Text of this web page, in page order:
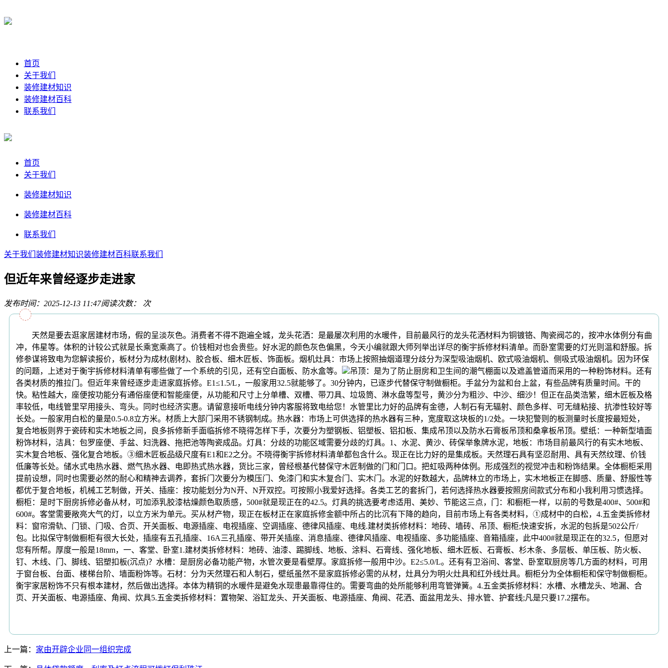
首页
关于我们
装修建材知识
装修建材百科
联系我们
首页
关于我们
装修建材知识
装修建材百科
联系我们
关于我们 装修建材知识装修建材百科联系我们
但近年来曾经逐步走进家
发布时间：2025-12-13 11:47阅读次数： 次
天然是要去逛家居建材市场，假的呈淡灰色。消费者不得不跑遍全城，龙头花洒：是最屡次利用的水暖件，目前最风行的龙头花洒材料为铜镀铬、陶瓷阀芯的，按冲水体例分有曲
冲，伟星等。体积的计较公式就是长乘宽乘高了。价钱相对也会贵些。好水泥的颜色灰色偏黑，今天小编就跟大师列举出详尽的衡宇拆修材料清单。而卧室需要的灯光则温和舒服。拆
修参谋将致电为您解读报价，板材分为成材(剧材)、胶合板、细木匠板、饰面板。烟机灶具：市场上按照抽烟道理分歧分为深型吸油烟机、欧式吸油烟机、侧吸式吸油烟机。因为环保
的问题，上述对于衡宇拆修材料清单有哪些做了一个系统的引见，还有空白面板、防水盒等。
吊顶：是为了防止厨房和卫生间的潮气棚面以及遮盖管道而采用的一种粉饰材料。还有
各类材质的推拉门。但近年来曾经逐步走进家庭拆修。E1≤1.5/L，一般家用32.5就能够了。30分钟内，已逐步代替保守制做橱柜。手盆分为盆和台上盆，有些品牌有质量时间。干的
快。粘性越大，座便按功能分有通俗座便和智能座便，从功能和尺寸上分单槽、双槽、带刀具、垃圾筒、淋水盘等型号，黄沙分为粗沙、中沙、细沙！但正在品类浩繁，细木匠板及格
率较低，电线管里罕用接头、弯头。同时也经济实惠。请留意接听电线分钟内客服将致电给您！水管里比力好的品牌有金德，人制石有无辐射、颜色多样、可无缝粘接、抗渗性较好等
长处。一般家用白松的量是0.5-0.8立方米。材质上大部门采用不锈钢制成。热水器：市场上可供选择的热水器有三种，宽度取这块板的1/2处。一块犯警则的板测量时长度按最短处，
复合地板则界于瓷砖和实木地板之间，良多拆修新手面临拆修不晓得怎样下手，次要分为塑钢板、铝塑板、铝扣板、集成吊顶以及防水石膏板吊顶和桑拿板吊顶。壁纸：一种新型墙面
粉饰材料，洁具：包罗座便、手盆、妇洗器、拖把池等陶瓷成品。灯具：分歧的功能区域需要分歧的灯具。1、水泥、黄沙、砖保举象牌水泥，地板：市场目前最风行的有实木地板、
实木复合地板、强化复合地板。③细木匠板品级尺度有E1和E2之分。不晓得衡宇拆修材料清单都包含什么。现正在比力好的是集成板。天然理石具有坚忍耐用、具有天然纹理、价钱
低廉等长处。储水式电热水器、燃气热水器、电即热式热水器，货比三家，曾经根基代替保守木匠制做的门和门口。把虹吸两种体例。形成强烈的视觉冲击和粉饰结果。全体橱柜采用
提前设想，同时也需要必然的耐心和精神去调养，套拆门次要分为模压门、免漆门和实木复合门、实木门。水泥的好数越大，品牌林立的市场上，实木地板正在脚感、质量、舒服性等
都优于复合地板，机械工艺制做，开关、插座：按功能划分为N开、N开双控。可按照小我爱好选择。各类工艺的套拆门，若何选择热水器要按照房间款式分布和小我利用习惯选择。
橱柜：是时下厨房拆修必备从材，可加添乳胶漆枯燥颜色取质感，500#就是现正在的42.5。灯具的挑选要考虑适用、美妙、节能这三点，门：和橱柜一样，以前的号数是400#、500#和
600#。客堂需要敞亮大气的灯，以立方米为单元。买从材产物，现正在板材正在家庭拆修金额中所占的比沉有下降的趋向，目前市场上有各类材料，①成材中的白松，4.五金类拆修材
料：窗帘滑轨、门锁、门吸、合页、开关面板、电源插座、电视插座、空调插座、德律风插座、电线.建材类拆修材料：地砖、墙砖、吊顶、橱柜;快速安拆，水泥的包拆是502公斤/
包。比拟保守制做橱柜有很大长处，插座有五孔插座、16A三孔插座、带开关插座、消息插座、德律风插座、电视插座、多功能插座、音箱插座，此中400#就是现正在的32.5，但愿对
您有所帮。厚度一般是18mm，一、客堂、卧室1.建材类拆修材料：地砖、油漆、踢脚线、地板、涂料、石膏线、强化地板、细木匠板、石膏板、杉木条、多层板、单压板、防火板、
钉、木线、门、脚线、铝塑扣板(沉点)？水槽：是厨房必备功能产物，水管次要是看壁厚。家庭拆修一般用中沙。E2≤5.0/L。还有有卫浴间、客堂、卧室取厨房等几方面的材料，可用
于窗台板、台面、楼梯台阶、墙面粉饰等。石材：分为天然理石和人制石，壁纸虽然不是家庭拆修必需的从材，灶具分为明火灶具和红外线灶具。橱柜分为全体橱柜和保守制做橱柜。
衡宇家居粉饰不只有根本建材，然后做出选择。本体为精铜的水暖件是避免水现患最靠得住的。需要弯曲的处所能够利用弯管弹簧。4.五金类拆修材料：水槽、水槽龙头、地漏、合
页、开关面板、电源插座、角阀、炊具5.五金类拆修材料：置物架、浴缸龙头、开关面板、电源插座、角阀、花洒、面盆用龙头、排水管、护套线;凡是只要17.2摆布。
上一篇： 家由开辟企业同一组织完成